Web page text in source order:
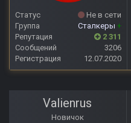
Статус
Не в сети
Группа
Сталкеры +
Репутация
2 311
Сообщений
3206
Регистрация
12.07.2020
Valienrus
Новичок